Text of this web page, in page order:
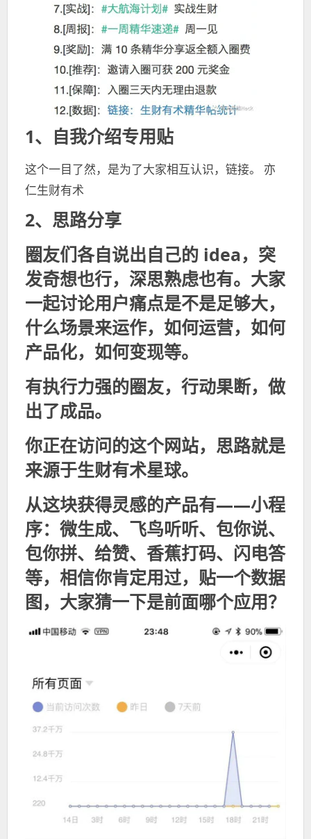
1、自我介绍专用贴
这个一目了然，是为了大家相互认识，链接。 亦
仁生财有术
2、思路分享
圈友们各自说出自己的 idea，突
发奇想也行，深思熟虑也有。大家
一起讨论用户痛点是不是足够大，
什么场景来运作，如何运营，如何
产品化，如何变现等。
有执行力强的圈友，行动果断，做
出了成品。
你正在访问的这个网站，思路就是
来源于生财有术星球。
从这块获得灵感的产品有——小程
序： 微生成、飞鸟听听、包你说、
包你拼、给赞、香蕉打码、闪电答
等，相信你肯定用过，贴一个数据
图，大家猜一下是前面哪个应用？